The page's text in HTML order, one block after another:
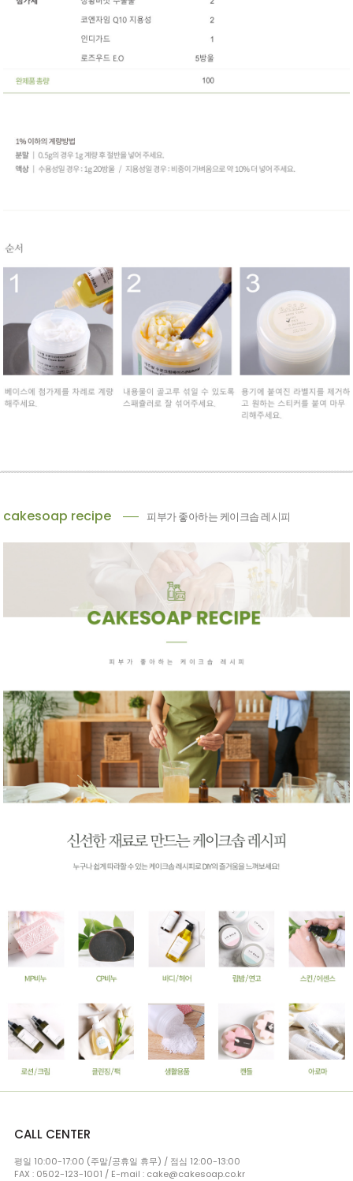
cakesoap recipe 피부가 좋아하는 케이크솝 레시피
CALL CENTER
평일 10:00-17:00 (주말/공휴일 휴무) / 점심 12:00-13:00
FAX : 0502-123-1001 / E-mail : cake@cakesoap.co.kr